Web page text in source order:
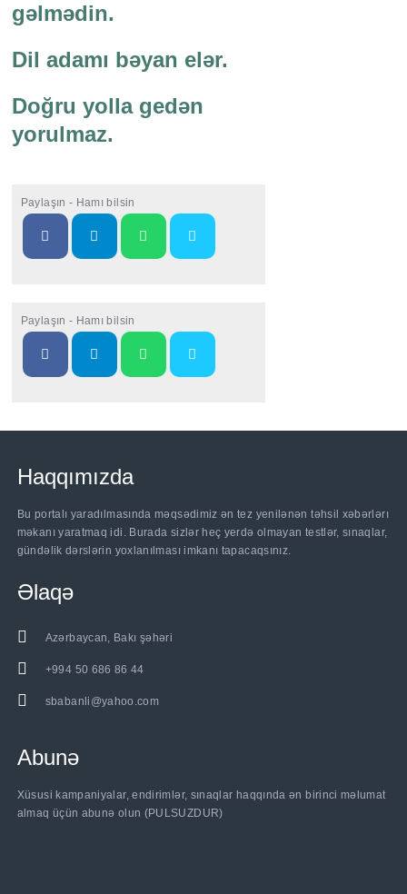
gəlmədin.
Dil adamı bəyan elər.
Doğru yolla gedən
yorulmaz.
Paylaşın - Hamı bilsin
Paylaşın - Hamı bilsin
Haqqımızda
Bu portalı yaradılmasında məqsədimiz ən tez yenilənən təhsil xəbərlərı
məkanı yaratmaq idi. Burada sizlər heç yerdə olmayan testlər, sınaqlar,
gündəlik dərslərin yoxlanılması imkanı tapacaqsınız.
Əlaqə
Azərbaycan, Bakı şəhəri
+994 50 686 86 44
sbabanli@yahoo.com
Abunə
Xüsusi kampaniyalar, endirimlər, sınaqlar haqqında ən birinci məlumat
almaq üçün abunə olun (PULSUZDUR)